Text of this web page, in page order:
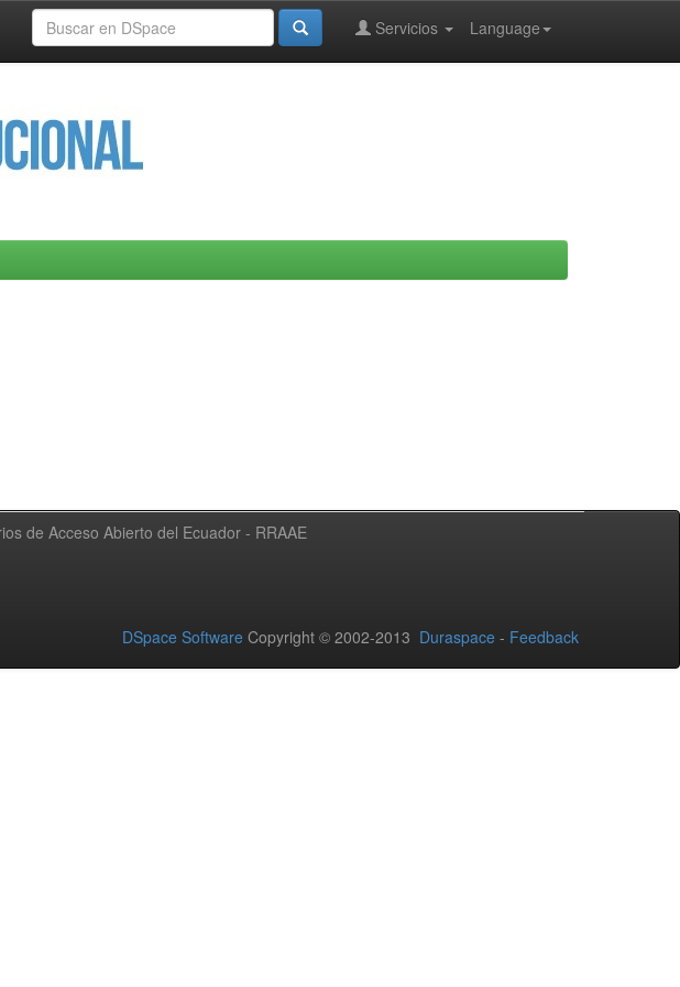
Language
Servicios
de Acceso Abierto del Ecuador - RRAAE
DSpace Software Copyright © 2002-2013 Duraspace - Feedback